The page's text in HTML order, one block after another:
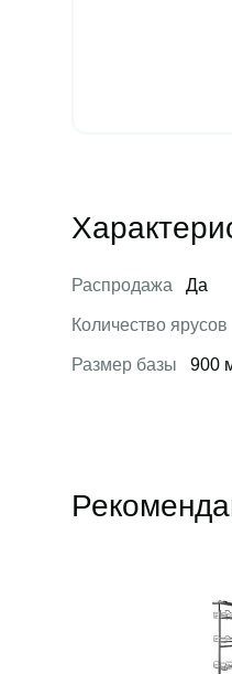
Распродажа Да
Количество ярусов
Размер базы 900